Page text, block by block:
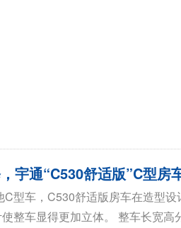
宇通“C530舒适版”C型房
C型车，C530舒适版房车在造型
整车显得更加立体。 整车长宽